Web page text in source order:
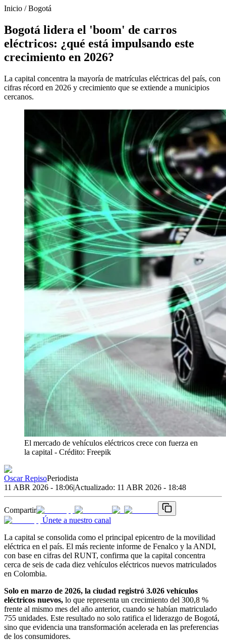
Inicio /Bogotá
Bogotá lidera el 'boom' de carros
eléctricos: ¿qué está impulsando este
crecimiento en 2026?
La capital concentra la mayoría de matrículas eléctricas del país, con
cifras récord en 2026 y crecimiento que se extiende a municipios
cercanos.
El mercado de vehículos eléctricos crece con fuerza en
la capital - Crédito: Freepik
Oscar RepisoPeriodista
11 ABR 2026 - 18:06|Actualizado: 11 ABR 2026 - 18:48
Compartir
Únete a nuestro canal
La capital se consolida como el principal epicentro de la movilidad
eléctrica en el país. El más reciente informe de Fenalco y la ANDI,
con base en cifras del RUNT, confirma que la capital concentra
cerca de seis de cada diez vehículos eléctricos nuevos matriculados
en Colombia.
Solo en marzo de 2026, la ciudad registró 3.026 vehículos
eléctricos nuevos, lo que representa un crecimiento del 300,8 %
frente al mismo mes del año anterior, cuando se habían matriculado
755 unidades. Este resultado no solo ratifica el liderazgo de Bogotá,
sino que evidencia una transformación acelerada en las preferencias
de los consumidores.